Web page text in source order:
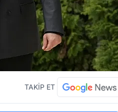
TAKİP ET